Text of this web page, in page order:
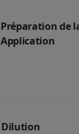
Préparation de
Application
Dilution